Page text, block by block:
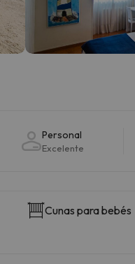
Personal
Excelente
Cunas para bebés